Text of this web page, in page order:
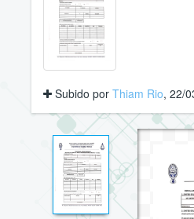
Subido por Thiam Rio, 22/